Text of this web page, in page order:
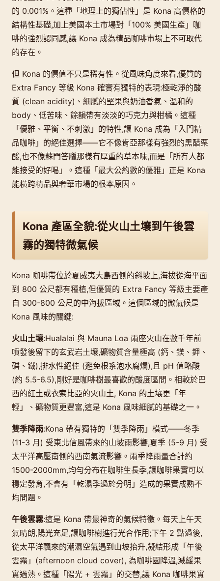
的 0.001%。這種「地理上的獨佔性」是 Kona 高價格的
結構性基礎,加上美國本土市場對「100% 美國生產」咖
啡的強烈認同感,讓 Kona 成為精品咖啡市場上不可取代
的存在。
但 Kona 的價值不只是稀有性。從風味角度來看,優質的
Extra Fancy 等級 Kona 確實有獨特的表現:極乾淨的酸
質 (clean acidity)、細膩的堅果與奶油香氣、溫和的
body、低苦味、餘韻帶有淡淡的巧克力與柑橘。這種
「優雅、平衡、不刺激」的特性,讓 Kona 成為「入門精
品咖啡」的絕佳選擇——它不像肯亞那樣有強烈的黑醋栗
酸,也不像蘇門答臘那樣有厚重的草本味,而是「所有人都
能接受的好喝」。這種「最大公約數的優雅」正是 Kona
能橫跨精品與奢華市場的根本原因。
Kona 產區全貌:從火山土壤到午後雲
霧的獨特微氣候
Kona 咖啡帶位於夏威夷大島西側的斜坡上,海拔從海平面
到 800 公尺都有種植,但優質的 Extra Fancy 等級主要產
自 300-800 公尺的中海拔區域。這個區域的微氣候是
Kona 風味的關鍵:
火山土壤:Hualalai 與 Mauna Loa 兩座火山在數千年前
噴發後留下的玄武岩土壤,礦物質含量極高 (鈣、鎂、鉀、
磷、鐵),排水性絕佳 (避免根系泡水腐爛),且 pH 值略酸
(約 5.5-6.5),剛好是咖啡樹最喜歡的酸度區間。相較於巴
西的紅土或衣索比亞的火山土, Kona 的土壤更「年
輕」、礦物質更豐富,這是 Kona 風味細膩的基礎之一。
雙季降雨:Kona 帶有獨特的「雙季降雨」模式——冬季
(11-3 月) 受東北信風帶來的山坡雨影響,夏季 (5-9 月) 受
太平洋高壓南側的西南氣流影響。兩季降雨量合計約
1500-2000mm,均勻分布在咖啡生長季,讓咖啡果實可以
穩定發育,不會有「乾濕季過於分明」造成的果實成熟不
均問題。
午後雲霧:這是 Kona 帶最神奇的氣候特徵。每天上午天
氣晴朗,陽光充足,讓咖啡樹進行光合作用;下午 2 點過後,
從太平洋飄來的潮濕空氣遇到山坡抬升,凝結形成「午後
雲霧」(afternoon cloud cover), 為咖啡園降溫,減緩果
實過熟。這種「陽光 + 雲霧」的交替,讓 Kona 咖啡果實